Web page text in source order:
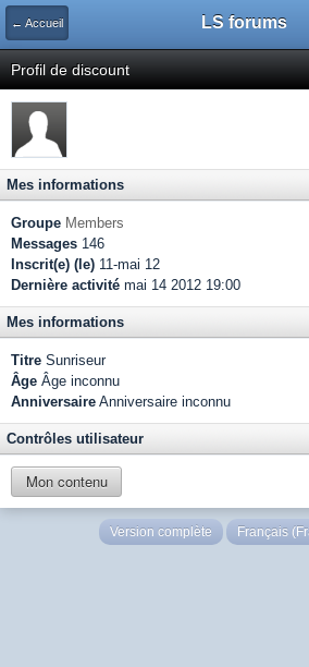
← Accueil LS forums
Profil de discount
Mes informations
Groupe Members
Messages 146
Inscrit(e) (le) 11-mai 12
Dernière activité mai 14 2012 19:00
Mes informations
Titre Sunriseur
Âge Âge inconnu
Anniversaire Anniversaire inconnu
Contrôles utilisateur
Mon contenu
Version complète Français